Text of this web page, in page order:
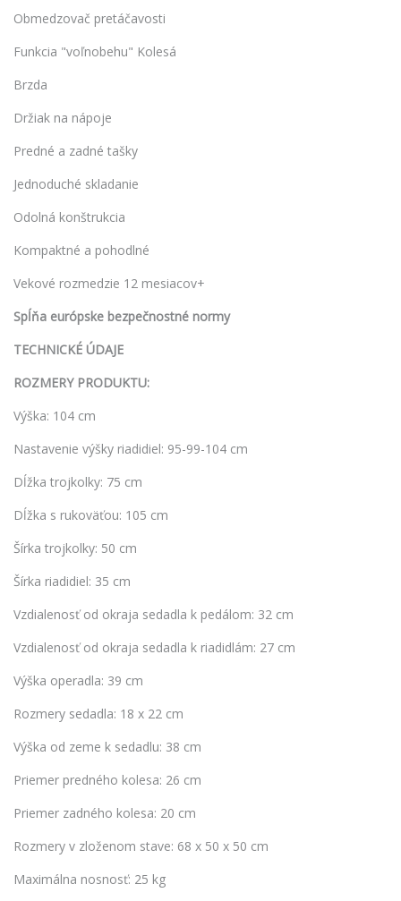
Obmedzovač pretáčavosti
Funkcia "voľnobehu" Kolesá
Brzda
Držiak na nápoje
Predné a zadné tašky
Jednoduché skladanie
Odolná konštrukcia
Kompaktné a pohodlné
Vekové rozmedzie 12 mesiacov+
Spĺňa európske bezpečnostné normy
TECHNICKÉ ÚDAJE
ROZMERY PRODUKTU:
Výška: 104 cm
Nastavenie výšky riadidiel: 95-99-104 cm
Dĺžka trojkolky: 75 cm
Dĺžka s rukoväťou: 105 cm
Šírka trojkolky: 50 cm
Šírka riadidiel: 35 cm
Vzdialenosť od okraja sedadla k pedálom: 32 cm
Vzdialenosť od okraja sedadla k riadidlám: 27 cm
Výška operadla: 39 cm
Rozmery sedadla: 18 x 22 cm
Výška od zeme k sedadlu: 38 cm
Priemer predného kolesa: 26 cm
Priemer zadného kolesa: 20 cm
Rozmery v zloženom stave: 68 x 50 x 50 cm
Maximálna nosnosť: 25 kg